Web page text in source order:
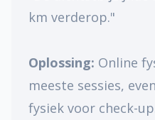
km verderop."
Oplossing: Online
meeste sessies,
fysiek voor check-